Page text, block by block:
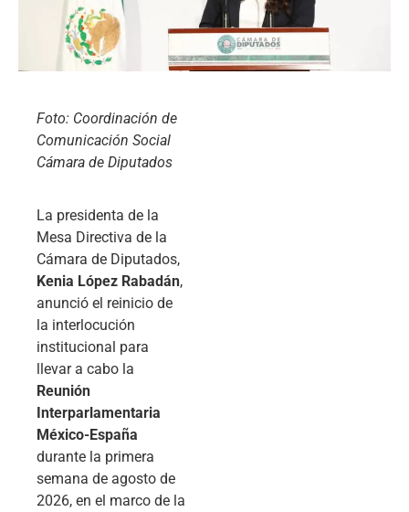
Foto: Coordinación de
Comunicación Social
Cámara de Diputados
La presidenta de la
Mesa Directiva de la
Cámara de Diputados,
Kenia López Rabadán,
anunció el reinicio de
la interlocución
institucional para
llevar a cabo la
Reunión
Interparlamentaria
México-España
durante la primera
semana de agosto de
2026, en el marco de la